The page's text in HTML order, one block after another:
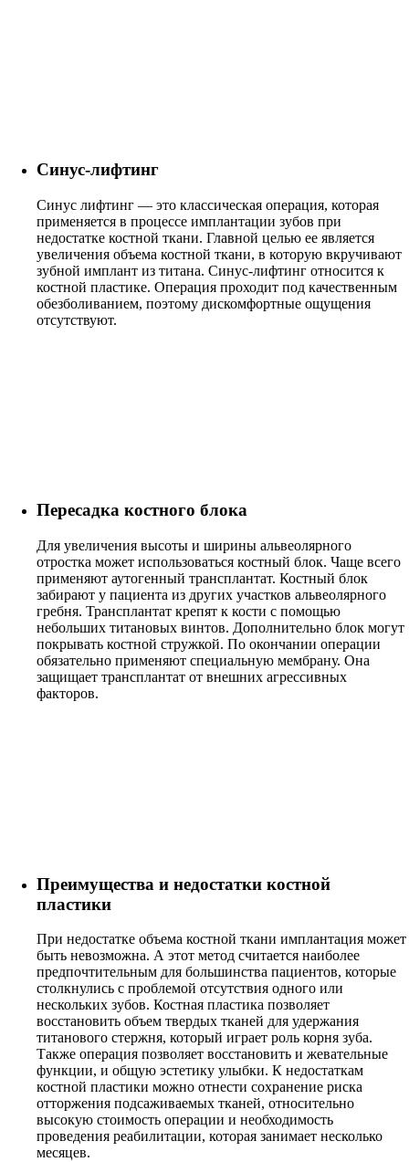
Синус-лифтинг
Синус лифтинг — это классическая операция, которая
применяется в процессе имплантации зубов при
недостатке костной ткани. Главной целью ее является
увеличения объема костной ткани, в которую вкручивают
зубной имплант из титана. Синус-лифтинг относится к
костной пластике. Операция проходит под качественным
обезболиванием, поэтому дискомфортные ощущения
отсутствуют.
Пересадка костного блока
Для увеличения высоты и ширины альвеолярного
отростка может использоваться костный блок. Чаще всего
применяют аутогенный трансплантат. Костный блок
забирают у пациента из других участков альвеолярного
гребня. Трансплантат крепят к кости с помощью
небольших титановых винтов. Дополнительно блок могут
покрывать костной стружкой. По окончании операции
обязательно применяют специальную мембрану. Она
защищает трансплантат от внешних агрессивных
факторов.
Преимущества и недостатки костной
пластики
При недостатке объема костной ткани имплантация может
быть невозможна. А этот метод считается наиболее
предпочтительным для большинства пациентов, которые
столкнулись с проблемой отсутствия одного или
нескольких зубов. Костная пластика позволяет
восстановить объем твердых тканей для удержания
титанового стержня, который играет роль корня зуба.
Также операция позволяет восстановить и жевательные
функции, и общую эстетику улыбки. К недостаткам
костной пластики можно отнести сохранение риска
отторжения подсаживаемых тканей, относительно
высокую стоимость операции и необходимость
проведения реабилитации, которая занимает несколько
месяцев.